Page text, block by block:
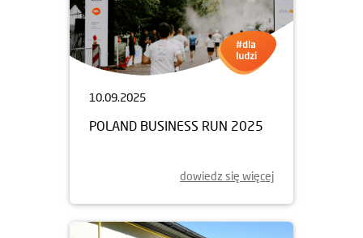
10.09.2025
POLAND BUSINESS RUN 2025
dowiedz się więcej